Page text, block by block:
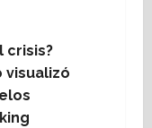
crisis?
visualizó